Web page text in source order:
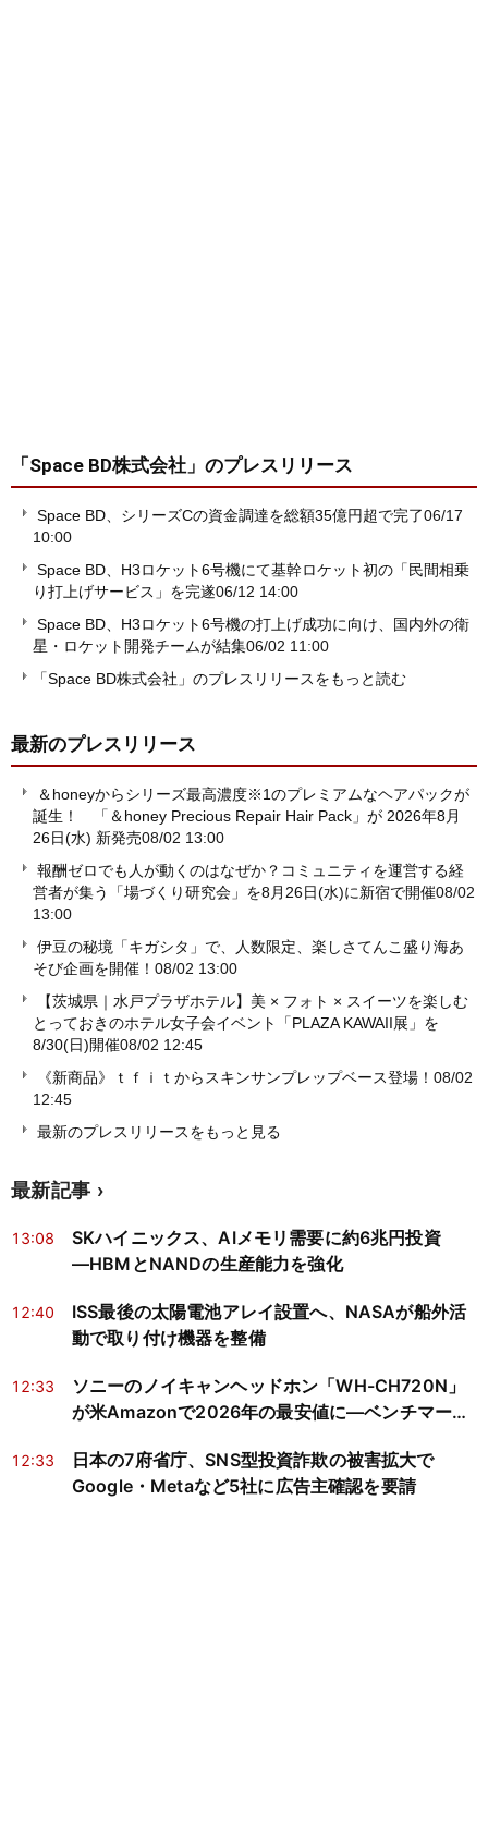
「Space BD株式会社」 のプレスリリース
Space BD、シリーズCの資金調達を総額35億円超で完了06/17
10:00
Space BD、H3ロケット6号機にて基幹ロケット初の「民間相乗
り打上げサービス」を完遂06/12 14:00
Space BD、H3ロケット6号機の打上げ成功に向け、国内外の衛
星・ロケット開発チームが結集06/02 11:00
「Space BD株式会社」のプレスリリースをもっと読む
最新のプレスリリース
＆honeyからシリーズ最高濃度※1のプレミアムなヘアパックが
誕生！ 「＆honey Precious Repair Hair Pack」が 2026年8月
26日(水) 新発売08/02 13:00
報酬ゼロでも人が動くのはなぜか？コミュニティを運営する経
営者が集う「場づくり研究会」を8月26日(水)に新宿で開催08/02
13:00
伊豆の秘境「キガシタ」で、人数限定、楽しさてんこ盛り海あ
そび企画を開催！ 08/02 13:00
【茨城県｜水戸プラザホテル】美 × フォト × スイーツを楽しむ
とっておきのホテル女子会イベント「PLAZA KAWAII展」を
8/30(日)開催08/02 12:45
《新商品》ｔｆｉｔからスキンサンプレップベース登場！ 08/02
12:45
最新のプレスリリースをもっと見る
最新記事
13:08
SKハイニックス、AIメモリ需要に約6兆円投資
―HBMとNANDの生産能力を強化
12:40
ISS最後の太陽電池アレイ設置へ、NASAが船外活
動で取り付け機器を整備
12:33
ソニーのノイキャンヘッドホン「WH-CH720N」
が米Amazonで2026年の最安値に―ベンチマーク
12:33
日本の7府省庁、SNS型投資詐欺の被害拡大で
Google・Metaなど5社に広告主確認を要請